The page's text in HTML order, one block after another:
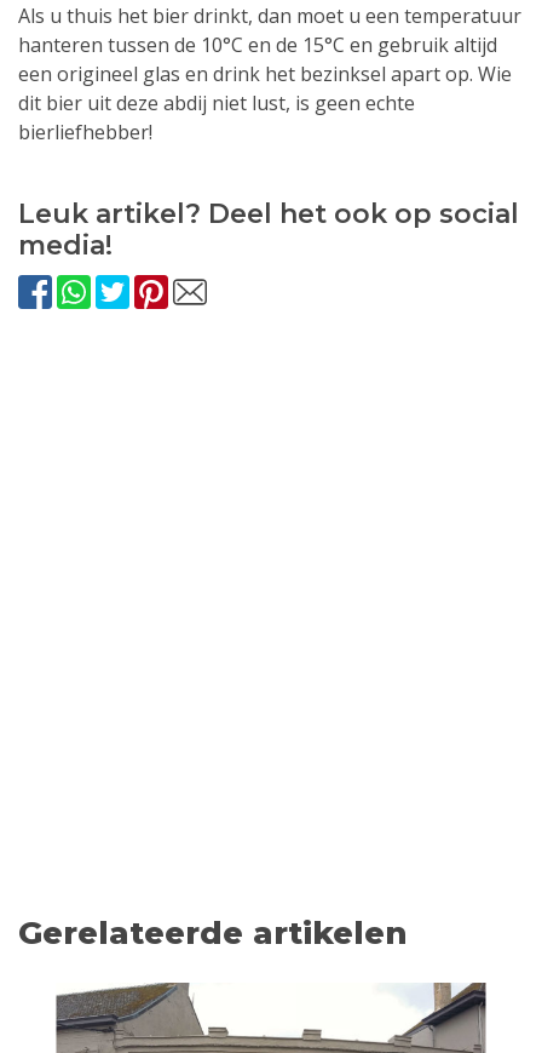
Als u thuis het bier drinkt, dan moet u een temperatuur
hanteren tussen de 10°C en de 15°C en gebruik altijd
een origineel glas en drink het bezinksel apart op. Wie
dit bier uit deze abdij niet lust, is geen echte
bierliefhebber!
Leuk artikel? Deel het ook op social
media!
Gerelateerde artikelen